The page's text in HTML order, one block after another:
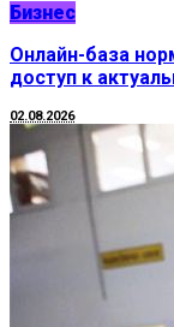
Бизнес
Онлайн-база
доступ к
02.08.2026